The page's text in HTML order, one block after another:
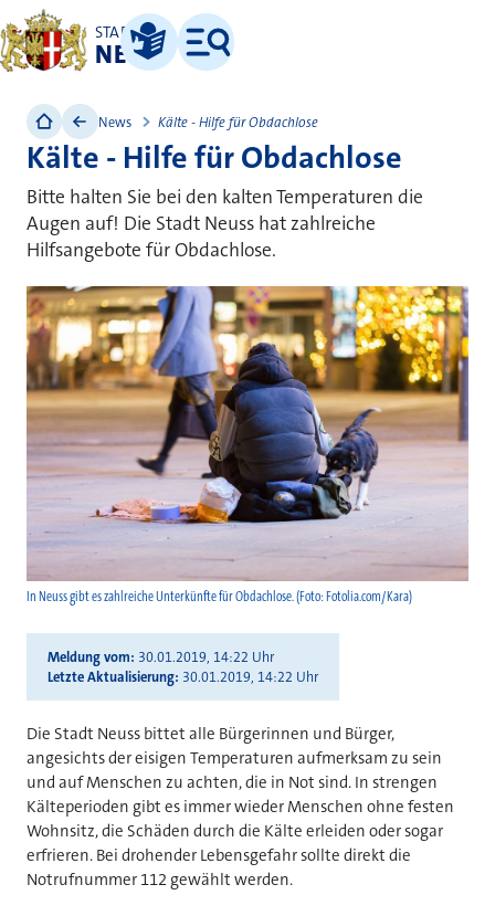
STADT
NEUSS
Leichte Sprache
Menü
In Neuss gibt es zahlreiche Unterkünfte für Obdachlose. (Foto: Fotolia.com/Kara)
News Kälte - Hilfe für Obdachlose
Kälte - Hilfe für Obdachlose
Bitte halten Sie bei den kalten Temperaturen die
Augen auf! Die Stadt Neuss hat zahlreiche
Hilfsangebote für Obdachlose.
Meldung vom 30.01.2019, 14:22 Uhr
Letzte Aktualisierung 30.01.2019, 14:22 Uhr
Die Stadt Neuss bittet alle Bürgerinnen und Bürger,
angesichts der eisigen Temperaturen aufmerksam zu sein
und auf Menschen zu achten, die in Not sind. In strengen
Kälteperioden gibt es immer wieder Menschen ohne festen
Wohnsitz, die Schäden durch die Kälte erleiden oder sogar
erfrieren. Bei drohender Lebensgefahr sollte direkt die
Notrufnummer 112 gewählt werden.